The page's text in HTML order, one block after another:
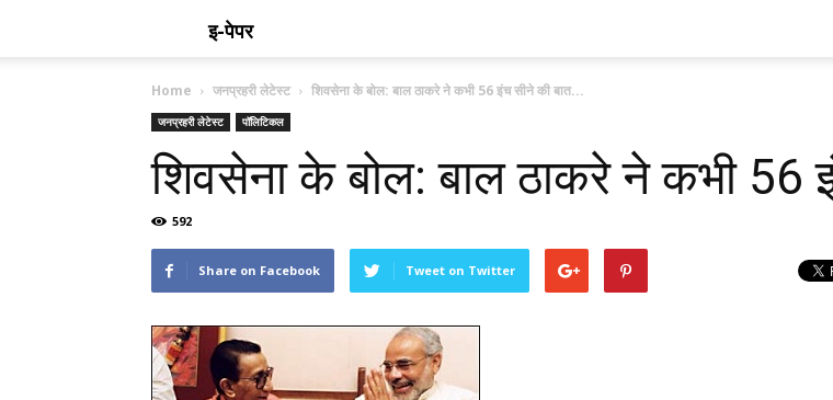
इ-पेपर
Home जनप्रहरी लेटेस्ट शिवसेना के बोल: बाल ठाकरे ने कभी 56 इंच सीने की बात...
जनप्रहरी लेटेस्ट पॉलिटिकल
शिवसेना के बोल: बाल ठाकरे ने कभी 56
592
Share on Facebook Tweet on Twitter